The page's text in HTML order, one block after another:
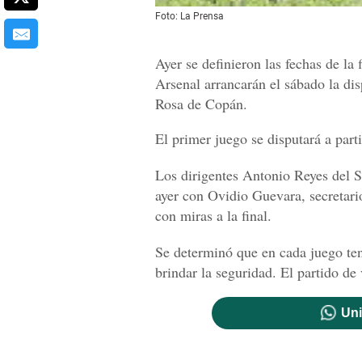
Foto: La Prensa
Ayer se definieron las fechas de
Arsenal arrancarán el sábado la
Rosa de Copán.
El primer juego se disputará a
Los dirigentes Antonio Reyes del
ayer con Ovidio Guevara,
con miras a la final.
Se determinó que en cada juego
brindar la seguridad. El partido de